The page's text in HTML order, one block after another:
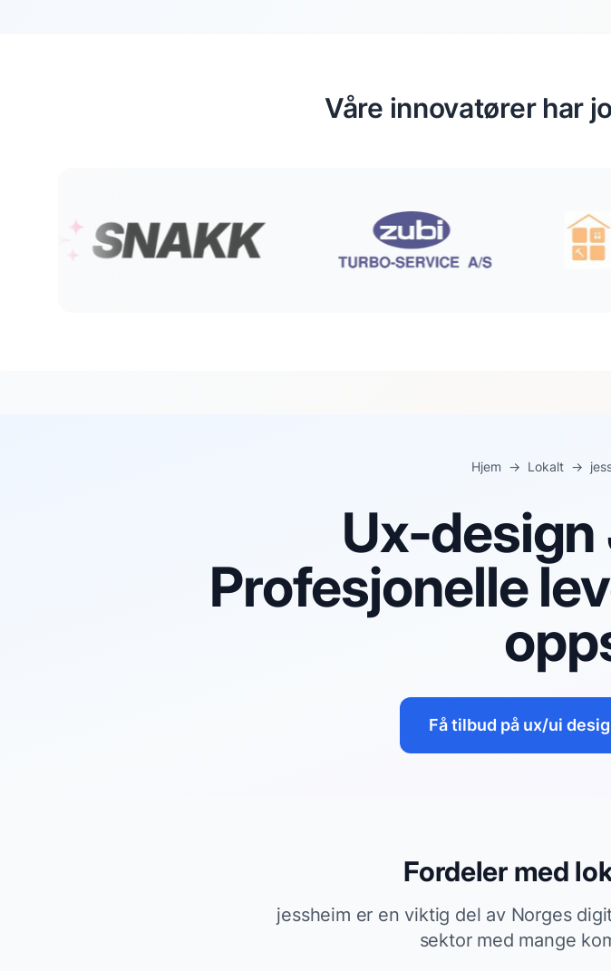
Våre innovatører har
Hjem → Lokalt →
Ux-
Profesjonelle
Få tilbud på ux/ui
Fordeler med
jessheim er en viktig del av Norges
sektor med mange